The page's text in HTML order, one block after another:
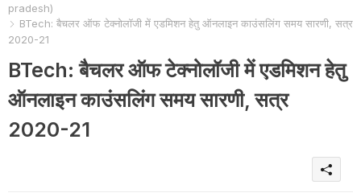
pradesh)
BTech: बैचलर ऑफ टेक्नोलॉजी में एडमिशन हेतु ऑनलाइन काउंसलिंग समय सारणी, सत्र
2020-21
BTech: बैचलर ऑफ टेक्नोलॉजी में एडमिशन हेतु
ऑनलाइन काउंसलिंग समय सारणी, सत्र
2020-21